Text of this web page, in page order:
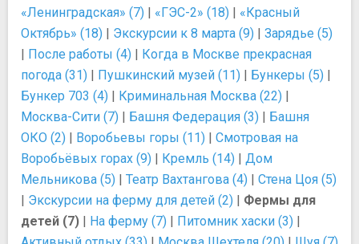
«Ленинградская» (7) | «ГЭС-2» (18) | «Красный
Октябрь» (18) | Экскурсии к 8 марта (9) | Зарядье (5)
| После работы (4) | Когда в Москве прекрасная
погода (31) | Пушкинский музей (11) | Бункеры (5) |
Бункер 703 (4) | Криминальная Москва (22) |
Москва-Сити (7) | Башня Федерация (3) | Башня
ОКО (2) | Воробьевы горы (11) | Смотровая на
Воробьёвых горах (9) | Кремль (14) | Дом
Мельникова (5) | Театр Вахтангова (4) | Стена Цоя (5)
| Экскурсии на ферму для детей (2) | Фермы для
детей (7) | На ферму (7) | Питомник хаски (3) |